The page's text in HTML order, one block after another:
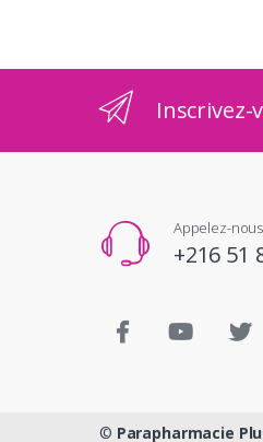
Inscrivez-
Appelez-
+216 51
© Parapharmacie